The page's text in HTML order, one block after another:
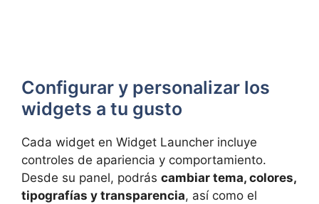
Configurar y personalizar los
widgets a tu gusto
Cada widget en Widget Launcher incluye
controles de apariencia y comportamiento.
Desde su panel, podrás cambiar tema, colores,
tipografías y transparencia, así como el